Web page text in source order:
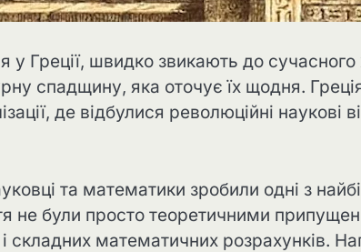
у Греції, швидко звикають до
спадщину, яка оточує їх щодня.
де відбулися революційні наукові
та математики зробили одні з
не були просто теоретичними
складних математичних розрахунків.